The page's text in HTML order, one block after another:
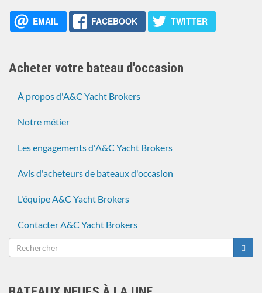
EMAIL FACEBOOK TWITTER
Acheter votre bateau d'occasion
À propos d'A&C Yacht Brokers
Notre métier
Les engagements d'A&C Yacht Brokers
Avis d'acheteurs de bateaux d'occasion
L'équipe A&C Yacht Brokers
Contacter A&C Yacht Brokers
Formulaire
de